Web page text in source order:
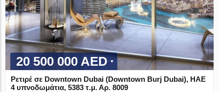
20 500 000 AED
Ρετιρέ σε Downtown Dubai (Downtown Burj Dubai), ΗΑΕ
4 υπνοδωμάτια, 5383 τ.μ. Αρ. 8009